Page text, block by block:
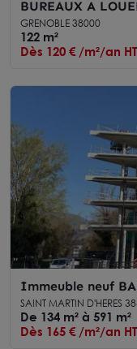
BUREAUX A
GRAND
GRENOBLE 38000
122 m²
Dès 120 € /m²/an
Immeuble neuf
Martin d'Hères
SAINT MARTIN D'HERES
De 134 m² à 591 m²
Dès 165 € /m²/an